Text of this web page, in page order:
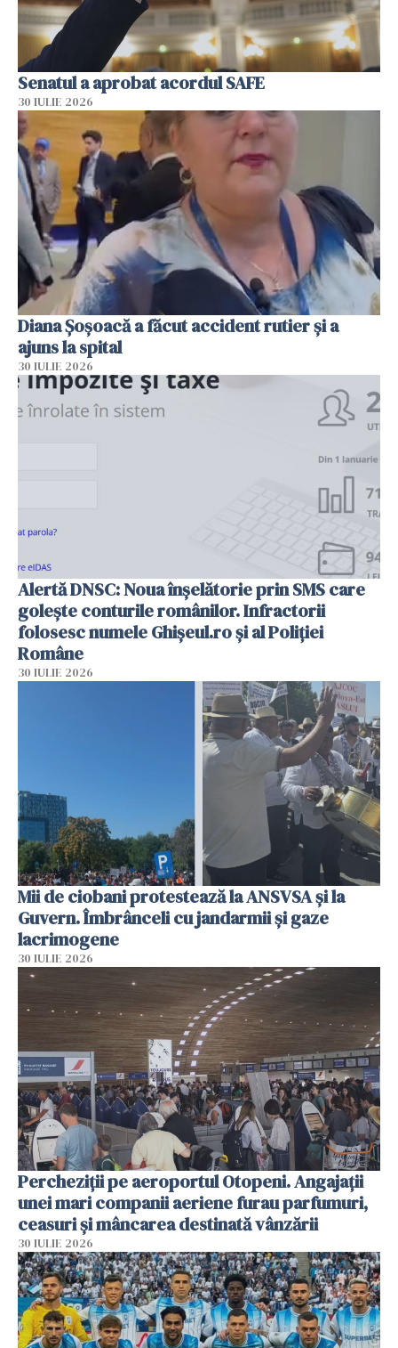
Senatul a aprobat acordul SAFE
30 IULIE 2026
Diana Șoșoacă a făcut accident rutier și a
ajuns la spital
30 IULIE 2026
Alertă DNSC: Noua înșelătorie prin SMS care
golește conturile românilor. Infractorii
folosesc numele Ghișeul.ro și al Poliției
Române
30 IULIE 2026
Mii de ciobani protestează la ANSVSA și la
Guvern. Îmbrânceli cu jandarmii și gaze
lacrimogene
30 IULIE 2026
Percheziții pe aeroportul Otopeni. Angajații
unei mari companii aeriene furau parfumuri,
ceasuri și mâncarea destinată vânzării
30 IULIE 2026